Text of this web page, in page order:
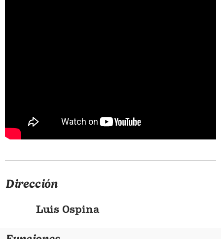
Dirección
Luis Ospina